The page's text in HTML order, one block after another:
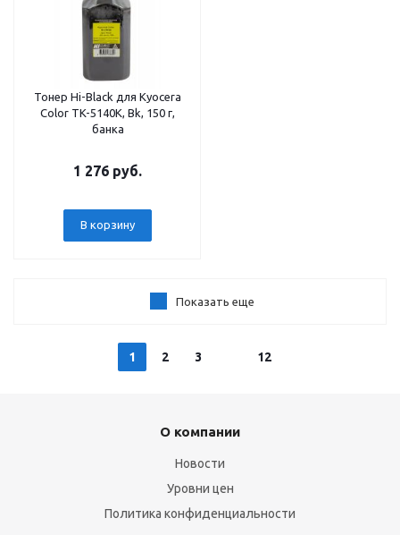
Тонер Hi-Black для Kyocera
Color TK-5140K, Bk, 150 г,
банка
1 276 руб.
В корзину
Показать еще
1 2 3 12
О компании
Новости
Уровни цен
Политика конфиденциальности